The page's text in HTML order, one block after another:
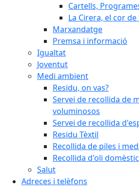
Cartells,
La Cirera, el cor
Marxandatge
Premsa i informació
Igualtat
Joventut
Medi ambient
Residu, on vas?
Servei de recollida de
voluminosos
Servei de recollida
Residu Tèxtil
Recollida de piles i
Recollida d'oli domèstic
Salut
Adreces i telèfons